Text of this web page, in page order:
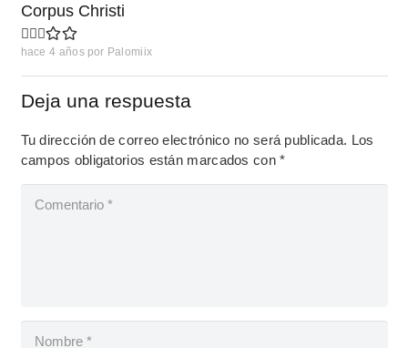
Corpus Christi
hace 4 años por Palomiix
Deja una respuesta
Tu dirección de correo electrónico no será publicada. Los
campos obligatorios están marcados con*